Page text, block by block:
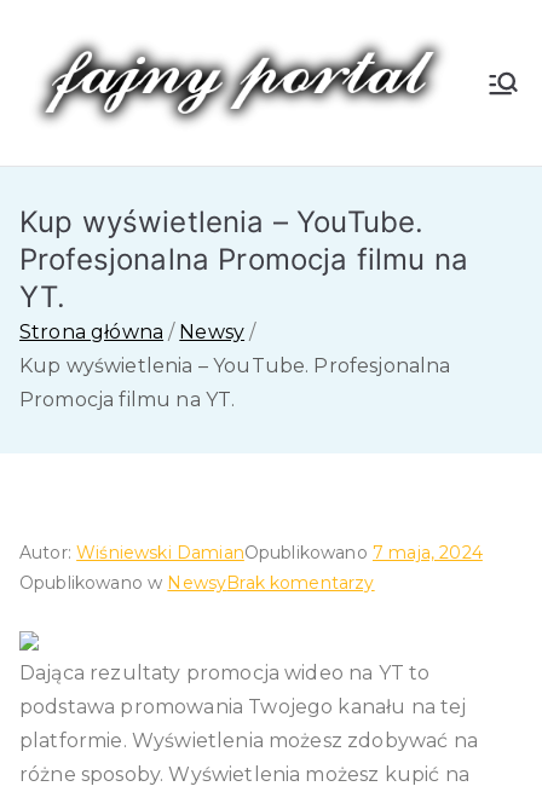
treści
Fa
jn
y
Kup wyświetlenia – YouTube.
Profesjonalna Promocja filmu na
YT.
Strona główna
Newsy
Kup wyświetlenia – YouTube. Profesjonalna
Promocja filmu na YT.
Autor:Wiśniewski DamianOpublikowano 7 maja, 2024
Opublikowano w NewsyBrak komentarzydo
–
YouTube.
Profesjonalna
Promocja
Dająca rezultaty promocja wideo na YT to
podstawa promowania Twojego kanału na tej
platformie. Wyświetlenia możesz zdobywać na
różne sposoby. Wyświetlenia możesz kupić na